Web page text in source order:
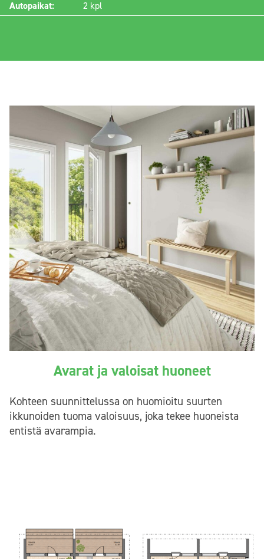
Autopaikat: 2 kpl
Avarat ja valoisat huoneet
Kohteen suunnittelussa on huomioitu suurten
ikkunoiden tuoma valoisuus, joka tekee huoneista
entistä avarampia.